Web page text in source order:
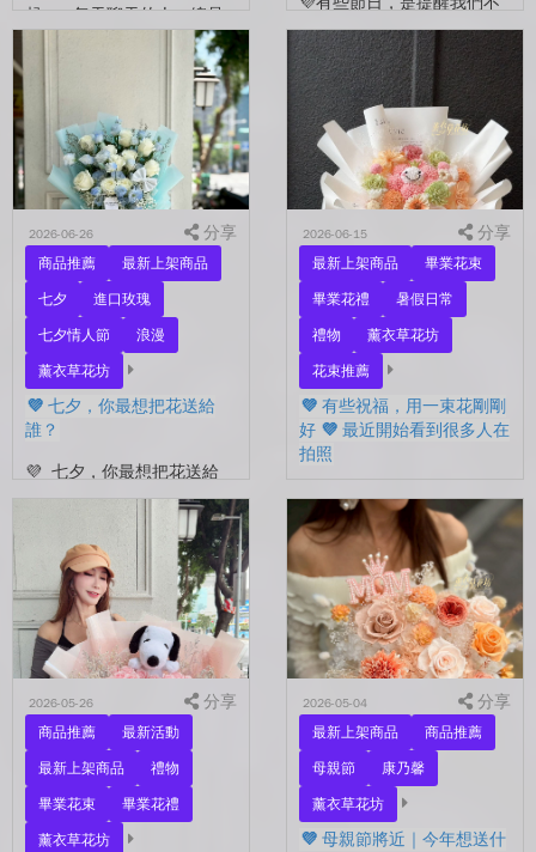
起。 每天聊天的人，總是
秒回的人， 會記得你愛喝什
麼、喜歡什麼的人。 你們
沒有說過喜歡，卻早已習慣
彼此存在。 七夕快到...
要忘了表達愛。 平常的日
子，總是忙著工作、忙著生
活。 那些想說的謝謝、想
說的辛苦了、想說的我愛
你。 常常就這樣，留到了
下...
2026-06-26 分享
商品推薦
最新上架商品
七夕
進口玫瑰
七夕情人節
浪漫
薰衣草花坊
💜 七夕，你最想把花送給
誰？
💜 七夕，你最想把花送給
誰？ 是陪你走過每一天的
另一半，是一直默默支持你
的家人，還是那個努力生活
的自己？ 花，不一定要等
到特別的人才能收到。...
2026-06-15 分享
最新上架商品
畢業花束
畢業花禮
暑假日常
禮物
薰衣草花坊
花束推薦
💜 有些祝福，用一束花剛剛
好 💜 最近開始看到很多人在
拍照
💜 有些祝福，用一束花剛剛
好 💜 最近開始看到很多人
在拍照📷 穿著學士服、抱著
花束，笑著紀錄這段重要的
時光🤍 一路走到現在，一
定有很多不容易。 熬過考
試...
2026-05-26 分享
商品推薦
最新活動
最新上架商品
禮物
畢業花束
畢業花禮
薰衣草花坊
2026-05-04 分享
最新上架商品
商品推薦
母親節
康乃馨
薰衣草花坊
💜 母親節將近｜今年想送什